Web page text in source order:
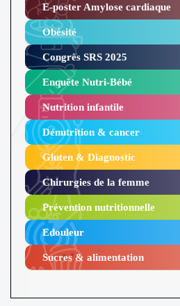
E-poster Amylose cardiaque ​
Obésité ​
Congrès SRS 2025 ​
Enquête Nutri-Bébé ​
Nutrition infantile
Dénutrition & cancer
Gluten & Diagnostic
Chirurgies de la femme
Prévention nutritionnelle
Edouleur​
Sucres & alimentation​